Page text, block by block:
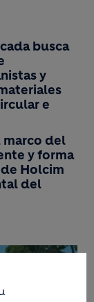
busca
y
e
marco del
y forma
Holcim
del